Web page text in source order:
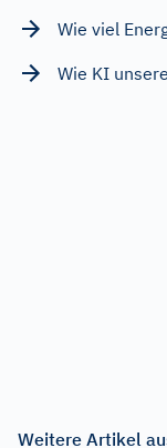
Wie viel
Wie KI
Weitere Artikel